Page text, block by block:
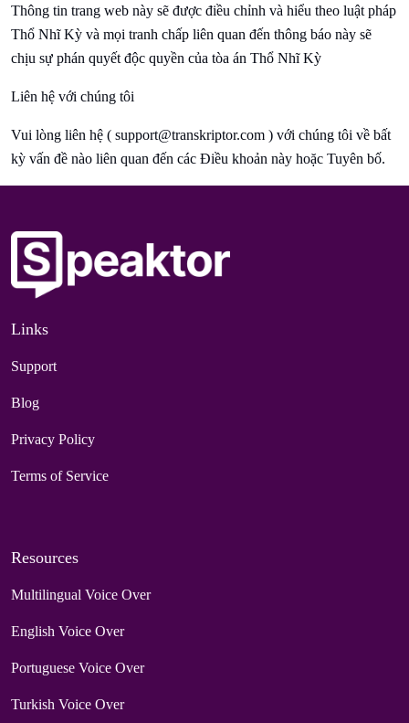
Thông tin trang web này sẽ được điều chỉnh và hiểu theo luật pháp
Thổ Nhĩ Kỳ và mọi tranh chấp liên quan đến thông báo này sẽ
chịu sự phán quyết độc quyền của tòa án Thổ Nhĩ Kỳ
Liên hệ với chúng tôi
Vui lòng liên hệ ( support@transkriptor.com ) với chúng tôi về bất
kỳ vấn đề nào liên quan đến các Điều khoản này hoặc Tuyên bố.
Links
Support
Blog
Privacy Policy
Terms of Service
Resources
Multilingual Voice Over
English Voice Over
Portuguese Voice Over
Turkish Voice Over